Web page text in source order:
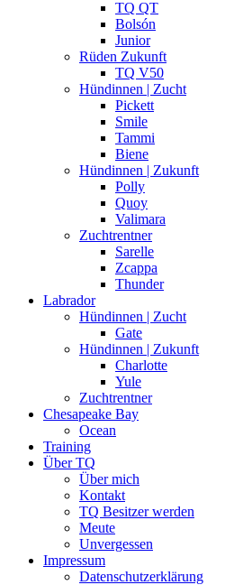
TQ QT
Bolsón
Junior
Rüden Zukunft
TQ V50
Hündinnen | Zucht
Pickett
Smile
Tammi
Biene
Hündinnen | Zukunft
Polly
Quoy
Valimara
Zuchtrentner
Sarelle
Zcappa
Thunder
Labrador
Hündinnen | Zucht
Gate
Hündinnen | Zukunft
Charlotte
Yule
Zuchtrentner
Chesapeake Bay
Ocean
Training
Über TQ
Über mich
Kontakt
TQ Besitzer werden
Meute
Unvergessen
Impressum
Datenschutzerklärung